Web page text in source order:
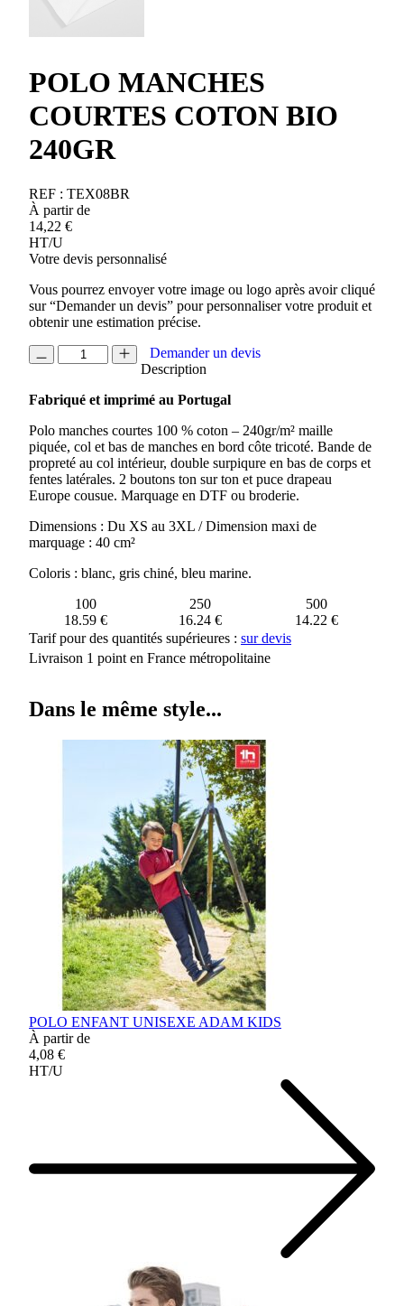
POLO MANCHES
COURTES COTON BIO
240GR
REF : TEX08BR
À partir de
14,22 €
HT/U
Votre devis personnalisé
Vous pourrez envoyer votre image ou logo après avoir cliqué
sur “Demander un devis” pour personnaliser votre produit et
obtenir une estimation précise.
quantité
de
MANCHES
COTON
BIO
240GR
Demander un devis
Description
Fabriqué et imprimé au Portugal
Polo manches courtes 100 % coton – 240gr/m² maille
piquée, col et bas de manches en bord côte tricoté. Bande de
propreté au col intérieur, double surpiqure en bas de corps et
fentes latérales. 2 boutons ton sur ton et puce drapeau
Europe cousue. Marquage en DTF ou broderie.
Dimensions : Du XS au 3XL / Dimension maxi de
marquage : 40 cm²
Coloris : blanc, gris chiné, bleu marine.
100
250
500
18.59 €
16.24 €
14.22 €
Tarif pour des quantités supérieures : sur devis
Livraison 1 point en France métropolitaine
Dans le même style...
POLO ENFANT UNISEXE ADAM KIDS
À partir de
4,08 €
HT/U